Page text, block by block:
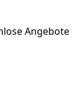
Angebote